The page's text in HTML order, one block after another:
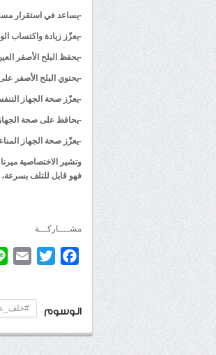
-يساعد في استقرار
-يعزّز زيادة واكتساب
-يحفظ البلح الأصفر
-يحتوي البلح الأصفر
-يعزّز صحة الجهاز
-يحافظ على صحة
-يعزّز صحة الجهاز
فهو قابل للتلف
مشــــاركـــة
Facebook
Twitter
الوسوم